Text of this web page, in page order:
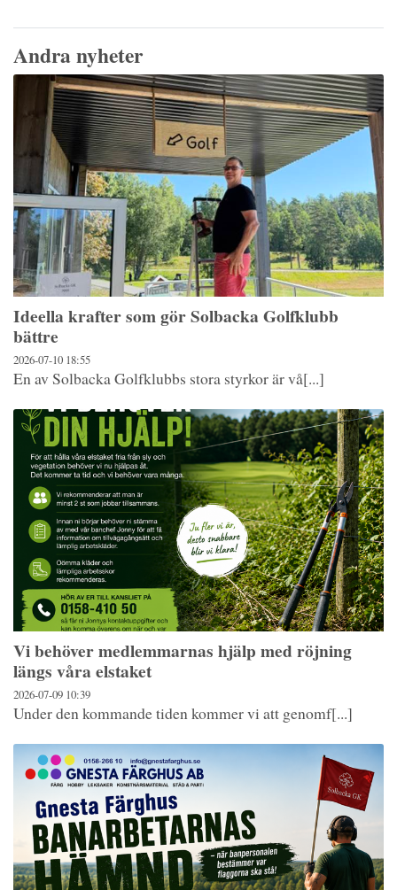
Andra nyheter
Ideella krafter som gör Solbacka Golfklubb
bättre
2026-07-10 18:55
En av Solbacka Golfklubbs stora styrkor är vå[...]
Vi behöver medlemmarnas hjälp med röjning
längs våra elstaket
2026-07-09 10:39
Under den kommande tiden kommer vi att genomf[...]